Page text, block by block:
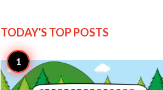
TODAY'S TOPPOSTS